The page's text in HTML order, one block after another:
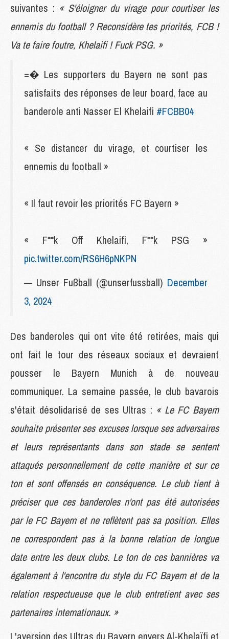
suivantes : « S'éloigner du virage pour courtiser les
ennemis du football ? Reconsidère tes priorités, FCB !
Va te faire foutre, Khelaifi ! Fuck PSG. »
=� Les supporters du Bayern ne sont pas
satisfaits des réponses de leur board, face au
banderole anti Nasser El Khelaifi #FCBB04
« Se distancer du virage, et courtiser les
ennemis du football »
« Il faut revoir les priorités FC Bayern »
« F**k Off Khelaifi, F**k PSG »
pic.twitter.com/RS6H6pNKPN
— Unser Fußball (@unserfussball) December
3, 2024
Des banderoles qui ont vite été retirées, mais qui
ont fait le tour des réseaux sociaux et devraient
pousser le Bayern Munich à de nouveau
communiquer. La semaine passée, le club bavarois
s'était désolidarisé de ses Ultras : « Le FC Bayern
souhaite présenter ses excuses lorsque ses adversaires
et leurs représentants dans son stade se sentent
attaqués personnellement de cette manière et sur ce
ton et sont offensés en conséquence. Le club tient à
préciser que ces banderoles n'ont pas été autorisées
par le FC Bayern et ne reflètent pas sa position. Elles
ne correspondent pas à la bonne relation de longue
date entre les deux clubs. Le ton de ces bannières va
également à l'encontre du style du FC Bayern et de la
relation respectueuse que le club entretient avec ses
partenaires internationaux. »
L'aversion des Ultras du Bayern envers Al-Khelaïfi et